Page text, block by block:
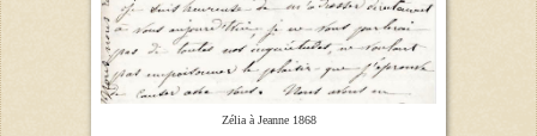
Zélia à Jeanne 1868